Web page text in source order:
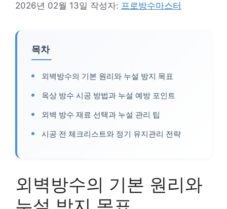
2026년 02월 13일 작성자: 프로방수마스터
목차
외벽방수의 기본 원리와 누설 방지 목표
옥상 방수 시공 방법과 누설 예방 포인트
외벽 방수 재료 선택과 누설 관리 팁
시공 전 체크리스트와 정기 유지관리 전략
외벽방수의 기본 원리와